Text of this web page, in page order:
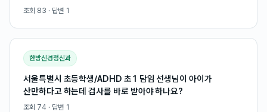
조회 83 · 답변 1
한방신경정신과
서울특별시 초등학생/ADHD 초1 담임 선생님이 아이가
산만하다고 하는데 검사를 바로 받아야 하나요?
조회 74 · 답변 1